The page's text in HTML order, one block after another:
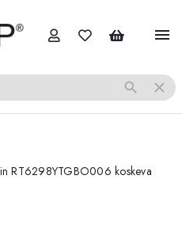
menu
search close
RT6298YTGBO006 koskeva